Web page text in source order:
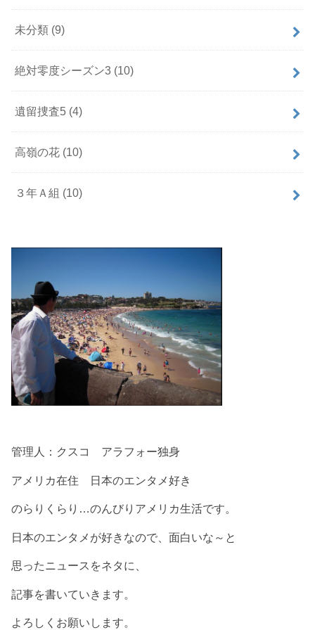
未分類 (9)
絶対零度シーズン3 (10)
遺留捜査5 (4)
高嶺の花 (10)
３年Ａ組 (10)
管理人：クスコ アラフォー独身
アメリカ在住 日本のエンタメ好き
のらりくらり…のんびりアメリカ生活です。
日本のエンタメが好きなので、面白いな～と
思ったニュースをネタに、
記事を書いていきます。
よろしくお願いします。